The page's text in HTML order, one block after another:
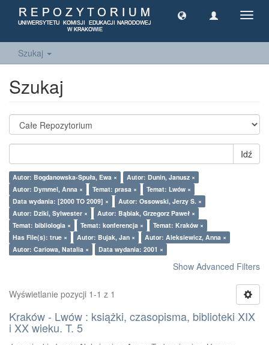
Szukaj
Szukaj
Idź
Autor: Bogdanowska-Spuła, Ewa ×
Autor: Dunin, Janusz ×
Autor: Dymmel, Anna ×
Temat: prasa ×
Temat: Lwów ×
Data wydania: [2000 TO 2009] ×
Autor: Ossowski, Jerzy S. ×
Autor: Dziki, Sylwester ×
Autor: Bąbiak, Grzegorz Paweł ×
Temat: bibliologia ×
Temat: konferencja ×
Temat: Kraków ×
Has File(s): true ×
Autor: Bujak, Jan ×
Autor: Aleksiewicz, Anna ×
Autor: Cariowa, Natalia ×
Data wydania: 2001 ×
Show Advanced Filters
Wyświetlanie pozycji 1-1 z 1
Kraków - Lwów : książki, czasopisma, biblioteki XIX
i XX wieku. T. 5